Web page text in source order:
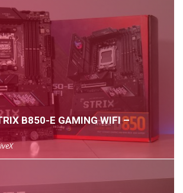
B850-E GAMING WIFI –